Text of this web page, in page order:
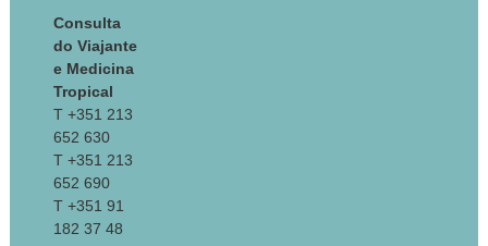
Consulta
do Viajante
e Medicina
Tropical
T +351 213
652 630
T +351 213
652 690
T +351 91
182 37 48